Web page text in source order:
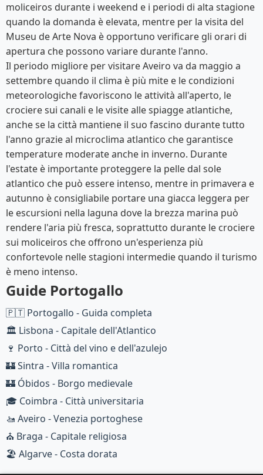
moliceiros durante i weekend e i periodi di alta stagione
quando la domanda è elevata, mentre per la visita del
Museu de Arte Nova è opportuno verificare gli orari di
apertura che possono variare durante l'anno.
Il periodo migliore per visitare Aveiro va da maggio a
settembre quando il clima è più mite e le condizioni
meteorologiche favoriscono le attività all'aperto, le
crociere sui canali e le visite alle spiagge atlantiche,
anche se la città mantiene il suo fascino durante tutto
l'anno grazie al microclima atlantico che garantisce
temperature moderate anche in inverno. Durante
l'estate è importante proteggere la pelle dal sole
atlantico che può essere intenso, mentre in primavera e
autunno è consigliabile portare una giacca leggera per
le escursioni nella laguna dove la brezza marina può
rendere l'aria più fresca, soprattutto durante le crociere
sui moliceiros che offrono un'esperienza più
confortevole nelle stagioni intermedie quando il turismo
è meno intenso.
Guide Portogallo
🇵🇹 Portogallo - Guida completa
🏛️ Lisbona - Capitale dell'Atlantico
🍷 Porto - Città del vino e dell'azulejo
🏰 Sintra - Villa romantica
🏰 Óbidos - Borgo medievale
🎓 Coimbra - Città universitaria
🚤 Aveiro - Venezia portoghese
⛪ Braga - Capitale religiosa
🏖️ Algarve - Costa dorata